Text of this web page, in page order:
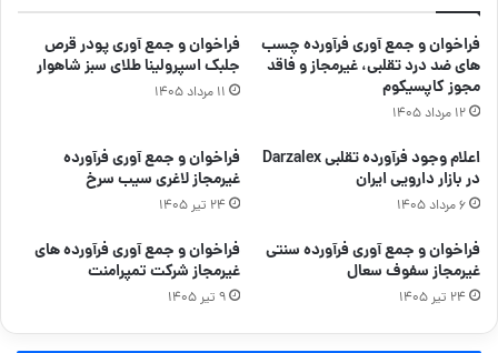
فراخوان و جمع آوری فرآورده چسب
های ضد درد تقلبی، غیرمجاز و فاقد
مجوز کاپسیکوم
۱۲ مرداد ۱۴۰۵
فراخوان و جمع آوری پودر قرص
جلبک اسپرولینا طلای سبز شاهوار
۱۱ مرداد ۱۴۰۵
اعلام وجود فرآورده تقلبی Darzalex
در بازار دارویی ایران
۶ مرداد ۱۴۰۵
فراخوان و جمع آوری فرآورده
غیرمجاز لاغری سیب سرخ
۲۴ تیر ۱۴۰۵
فراخوان و جمع آوری فرآورده سنتی
غیرمجاز سفوف سعال
۲۴ تیر ۱۴۰۵
فراخوان و جمع آوری فرآورده های
غیرمجاز شرکت تمپرامنت
۹ تیر ۱۴۰۵